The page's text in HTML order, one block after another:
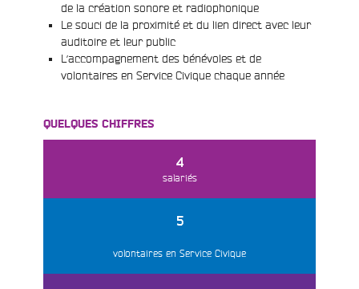
de la création sonore et radiophonique
Le souci de la proximité et du lien direct avec leur
auditoire et leur public
L’accompagnement des bénévoles et de
volontaires en Service Civique chaque année
QUELQUES CHIFFRES
4
salariés
5
volontaires en Service Civique